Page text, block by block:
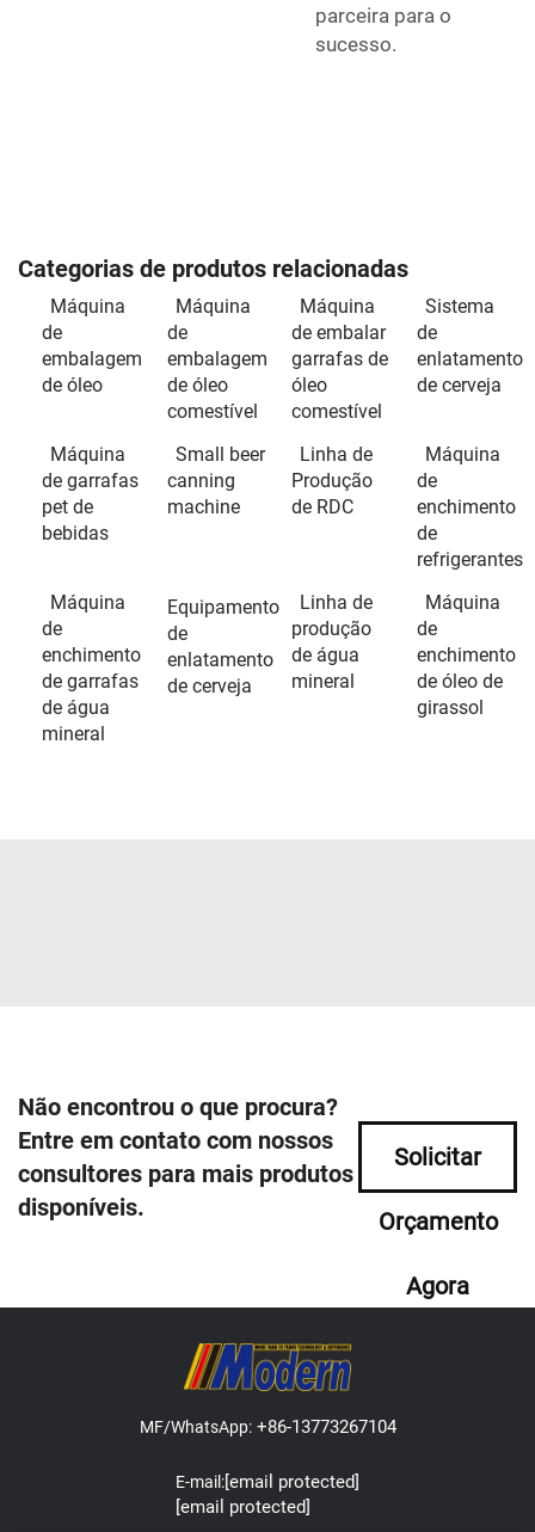
parceira para o
sucesso.
Categorias de produtos relacionadas
Máquina
de
embalagem
de óleo
Máquina
de
embalagem
de óleo
comestível
Máquina
de embalar
garrafas de
óleo
comestível
Sistema
de
enlatamento
de cerveja
Máquina
de garrafas
pet de
bebidas
Small beer
canning
machine
Linha de
Produção
de RDC
Máquina
de
enchimento
de
refrigerantes
Máquina
de
enchimento
de garrafas
de água
mineral
Equipamento
de
enlatamento
de cerveja
Linha de
produção
de água
mineral
Máquina
de
enchimento
de óleo de
girassol
Não encontrou o que procura?
Entre em contato com nossos
consultores para mais produtos
disponíveis.
Solicitar
Orçamento
Agora
MF/WhatsApp:+86-13773267104
E-mail:[email protected]
[email protected]